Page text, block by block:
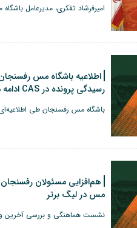
امیرفرشاد تفکری، مدیرعامل
اطلاعیه باشگاه مس
رسیدگی پرونده در CAS ادامه دارد
باشگاه مس رفسنجان طی
هم‌افزایی مسئولان رفسنجان
مس در لیگ برتر
نشست هماهنگی و بررسی آخرین